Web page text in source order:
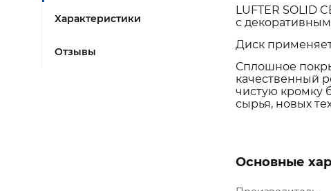
Характеристики
Отзывы
LUFTER SOLID
с
Диск
Сплошное
качественный
чистую кромку
сырья, новых
Основные